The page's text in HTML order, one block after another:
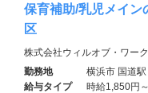
保育補助/乳児メイン
区
株式会社ウィルオブ・ワー
勤務地
横浜市 国道駅
給与タイプ
時給1,850円～